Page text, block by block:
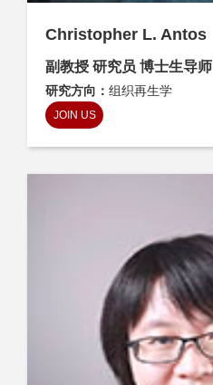
Christopher L. Antos
副教授 研究员 博士生导师
研究方向： 组织再生学
JOIN US